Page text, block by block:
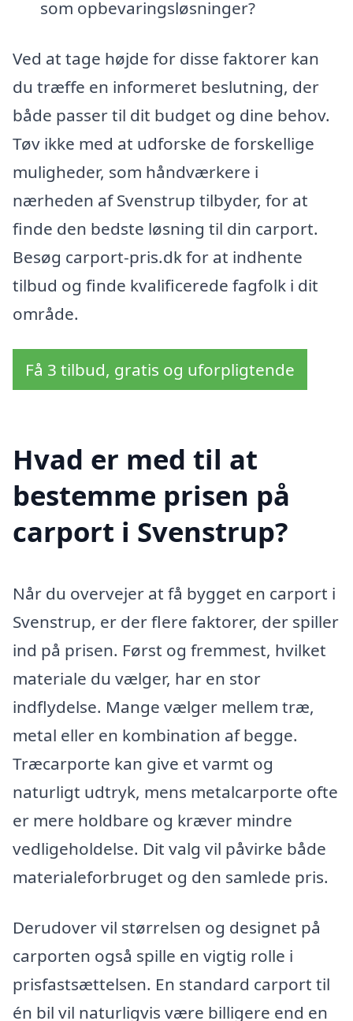
som opbevaringsløsninger?
Ved at tage højde for disse faktorer kan
du træffe en informeret beslutning, der
både passer til dit budget og dine behov.
Tøv ikke med at udforske de forskellige
muligheder, som håndværkere i
nærheden af Svenstrup tilbyder, for at
finde den bedste løsning til din carport.
Besøg carport-pris.dk for at indhente
tilbud og finde kvalificerede fagfolk i dit
område.
Få 3 tilbud, gratis og uforpligtende
Hvad er med til at
bestemme prisen på
carport i Svenstrup?
Når du overvejer at få bygget en carport i
Svenstrup, er der flere faktorer, der spiller
ind på prisen. Først og fremmest, hvilket
materiale du vælger, har en stor
indflydelse. Mange vælger mellem træ,
metal eller en kombination af begge.
Træcarporte kan give et varmt og
naturligt udtryk, mens metalcarporte ofte
er mere holdbare og kræver mindre
vedligeholdelse. Dit valg vil påvirke både
materialeforbruget og den samlede pris.
Derudover vil størrelsen og designet på
carporten også spille en vigtig rolle i
prisfastsættelsen. En standard carport til
én bil vil naturligvis være billigere end en